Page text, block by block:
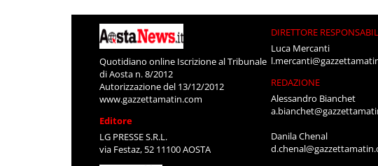
Quotidiano online Iscrizione al Tribunale
di Aosta n. 8/2012
Autorizzazione del 13/12/2012
www.gazzettamatin.com
Editore
LG PRESSE S.R.L.
via Festaz, 52 11100 AOSTA
DIRETTORE
Luca Mercanti
REDAZIONE
Alessandro Bianchet
Danila Chenal